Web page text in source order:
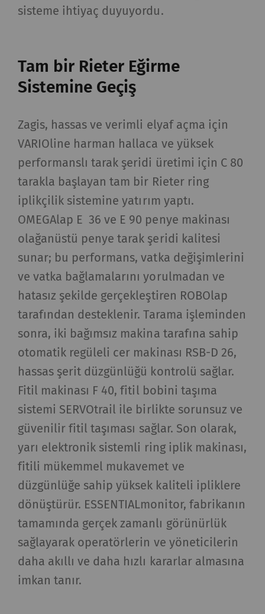
sisteme ihtiyaç duyuyordu.
Tam bir Rieter Eğirme
Sistemine Geçiş
Zagis, hassas ve verimli elyaf açma için
VARIOline harman hallaca ve yüksek
performanslı tarak şeridi üretimi için C 80
tarakla başlayan tam bir Rieter ring
iplikçilik sistemine yatırım yaptı.
OMEGAlap E 36 ve E 90 penye makinası
olağanüstü penye tarak şeridi kalitesi
sunar; bu performans, vatka değişimlerini
ve vatka bağlamalarını yorulmadan ve
hatasız şekilde gerçekleştiren ROBOlap
tarafından desteklenir. Tarama işleminden
sonra, iki bağımsız makina tarafına sahip
otomatik regüleli cer makinası RSB-D 26,
hassas şerit düzgünlüğü kontrolü sağlar.
Fitil makinası F 40, fitil bobini taşıma
sistemi SERVOtrail ile birlikte sorunsuz ve
güvenilir fitil taşıması sağlar. Son olarak,
yarı elektronik sistemli ring iplik makinası,
fitili mükemmel mukavemet ve
düzgünlüğe sahip yüksek kaliteli ipliklere
dönüştürür. ESSENTIALmonitor, fabrikanın
tamamında gerçek zamanlı görünürlük
sağlayarak operatörlerin ve yöneticilerin
daha akıllı ve daha hızlı kararlar almasına
imkan tanır.